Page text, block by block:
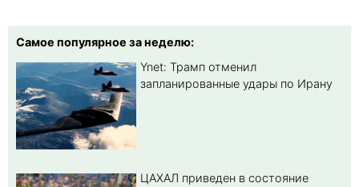
Самое популярное за неделю:
Ynet: Трамп отменил
запланированные удары по Ирану
ЦАХАЛ приведен в состояние